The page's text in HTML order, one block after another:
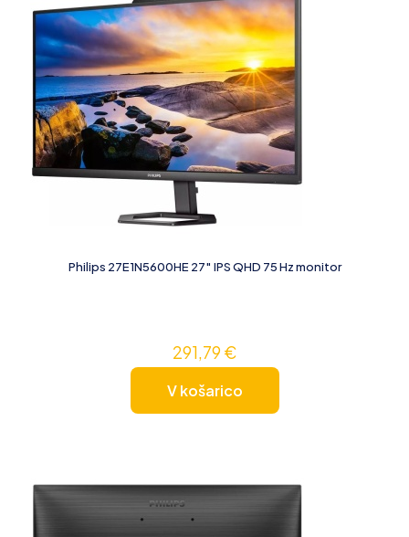
Philips 27E1N5600HE 27″ IPS QHD 75 Hz monitor
291,79€
V košarico